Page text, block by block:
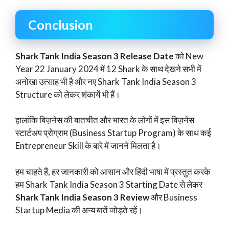
Conclusion
Shark Tank India Season 3 Release Dateको New
Year 22 January 2024 में 12 Shark के साथ देखने सभी में
अनोखा उत्साह भी है और नए Shark Tank India Season 3
Structure को लेकर शंकायें भी हैं।
हालांकि बिज़नेस की बातचीत और भारत के लोगों में इस बिज़नेस
स्टार्टअप प्रोग्राम (Business Startup Program) के साथ कई
Entrepreneur Skill के बारे में जानने मिलता है।
हम चाहते हैं, हर जानकारी को आसान और हिंदी भाषा में प्रस्तुत करके
हम Shark Tank India Season 3 Starting Date से लेकर
Shark Tank India Season 3 Reviewऔर Business
Startup Media की अन्य बातें जोड़ते रहें।